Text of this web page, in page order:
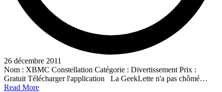
26 décembre 2011
Nom : XBMC Constellation Catégorie : Divertissement Prix :
Gratuit Télécharger l'application La GeekLette n'a pas chômé…
Read More